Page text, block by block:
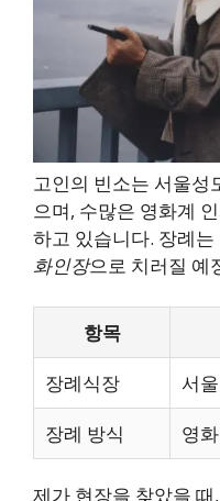
고인의 빈소는 서울성
으며, 수많은 영화계
하고 있습니다. 장례
화인장으로 치러질 예
항목
장례식장
서
장례 방식
영
제가 현장을 찾았을